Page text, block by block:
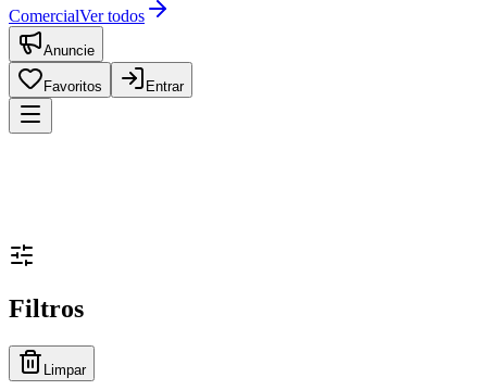
ComercialVer todos
Anuncie
Favoritos Entrar
Filtros
Limpar